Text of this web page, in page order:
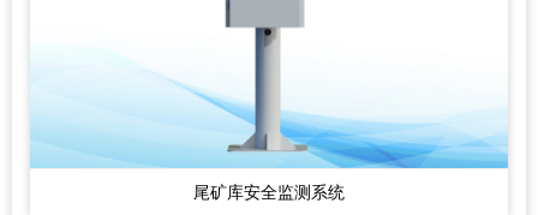
尾矿库安全监测系统